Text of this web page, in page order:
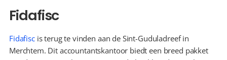
Fidafisc
Fidafisc is terug te vinden aan de Sint-Guduladreef in
Merchtem. Dit accountantskantoor biedt een breed pakket